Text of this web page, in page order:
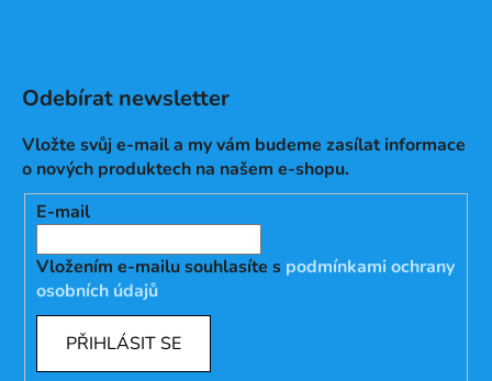
Odebírat newsletter
Vložte svůj e-mail a my vám budeme zasílat informace
o nových produktech na našem e-shopu.
E-mail
Vložením e-mailu souhlasíte s podmínkami ochrany
osobních údajů
PŘIHLÁSIT SE